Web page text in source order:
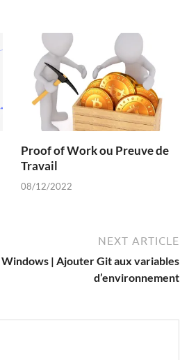
Proof of Work ou Preuve de
Travail
08/12/2022
NEXT ARTICLE
Windows | Ajouter Git aux variables
d’environnement